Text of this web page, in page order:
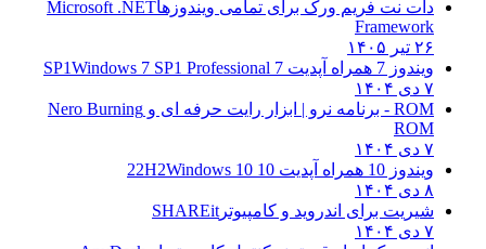
دات نت فریم ورک برای تمامی ویندوزهاMicrosoft .NET
Framework
۲۶ تیر ۱۴۰۵
ویندوز 7 همراه آپدیت 7 SP1
Windows 7 SP1 Professional
۷ دی ۱۴۰۴
ROM - برنامه نرو | ابزار رایت حرفه ای و
Nero Burning
ROM
۷ دی ۱۴۰۴
ویندوز 10 همراه آپدیت 10 22H2
Windows 10
۸ دی ۱۴۰۴
شیریت برای اندروید و کامپیوتر SHAREit
۷ دی ۱۴۰۴